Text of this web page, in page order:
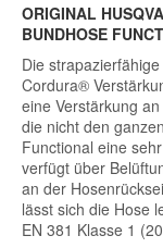
ORIGINAL
BUNDHOSE
Die
Cordura®
eine Verstärkung
die nicht den
Functional eine
verfügt über
an der
lässt sich die Hose
EN 381 Klasse 1